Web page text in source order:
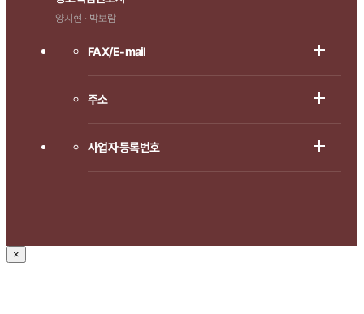
양지현 · 박보람
FAX/E-mail
주소
사업자 등록번호
×